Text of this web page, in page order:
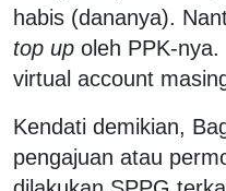
habis (dananya).
top up oleh PPK-
virtual account
Kendati demikian,
pengajuan atau